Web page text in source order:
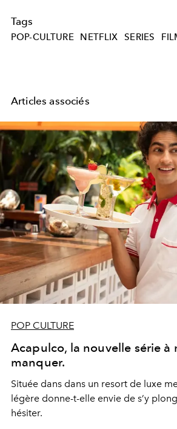
Tags
POP-CULTURE NETFLIX SERIES
Articles associés
POP CULTURE
Acapulco, la nouvelle série à
manquer.
Située dans dans un resort de luxe
légère donne-t-elle envie de s’y
hésiter.